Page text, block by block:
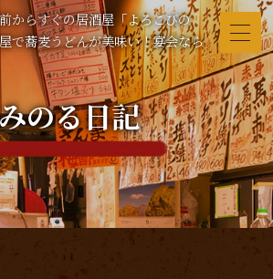
からすぐの居酒屋「よろこびの
で蕎麦うどんが美味い！宴会なら
のる日記